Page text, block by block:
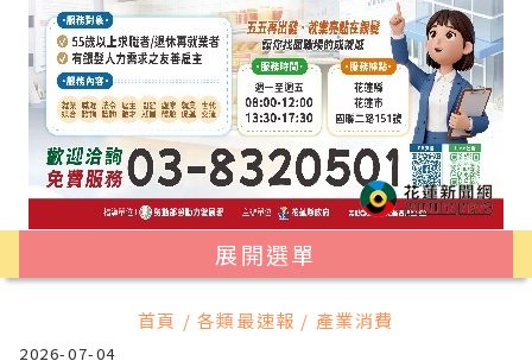
展開選單
首頁 / 各類最速報 / 產業消費
2026-07-04